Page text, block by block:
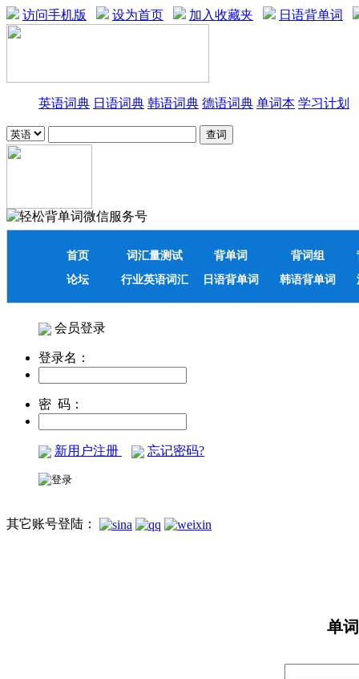
访问手机版 设为首页 加入收藏夹 日语背单词
英语词典 日语词典 韩语词典 德语词典 单词本 学习计划
首页 词汇量测试 背单词 背词组
论坛
行业英语词汇 日语背单词 韩语背单词
会员登录
登录名：
密 码：
新用户注册 忘记密码?
其它账号登陆：
单